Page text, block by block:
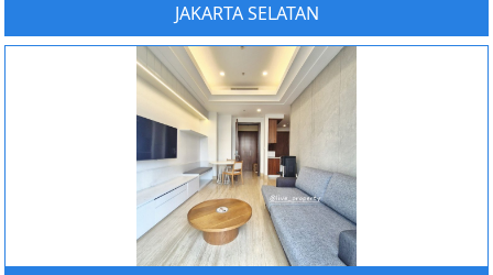
JAKARTA SELATAN